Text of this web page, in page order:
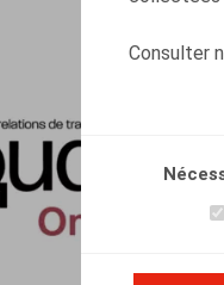
Consulter